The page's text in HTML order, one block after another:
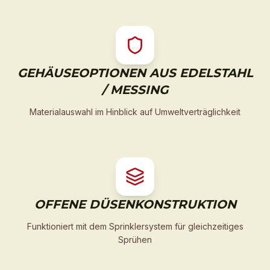
GEHÄUSEOPTIONEN AUS EDELSTAHL
/ MESSING
Materialauswahl im Hinblick auf Umweltverträglichkeit
OFFENE DÜSENKONSTRUKTION
Funktioniert mit dem Sprinklersystem für gleichzeitiges
Sprühen